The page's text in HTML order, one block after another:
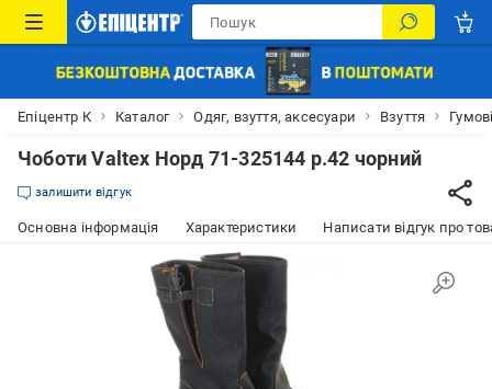
Епіцентр К Каталог Одяг, взуття, аксесуари Взуття
Чоботи Valtex Норд 71-325144 р.42 чорний
залишити відгук
Основна інформація Характеристики Написати відгук про